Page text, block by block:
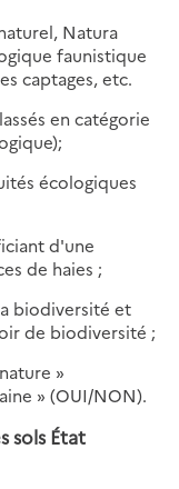
Natura
faunistique
captages, etc.
en catégorie
écologiques
d'une
de haies ;
biodiversité et
de biodiversité ;
»
» (OUI/NON).
sols État